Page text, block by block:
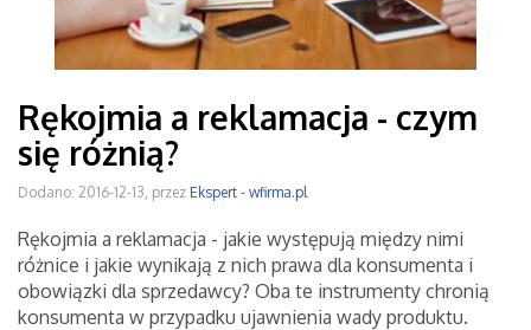
Rękojmia a reklamacja - czym
się różnią?
Dodano: 2016-12-13, przez Ekspert - wfirma.pl
Rękojmia a reklamacja - jakie występują między nimi
różnice i jakie wynikają z nich prawa dla konsumenta i
obowiązki dla sprzedawcy? Oba te instrumenty chronią
konsumenta w przypadku ujawnienia wady produktu.